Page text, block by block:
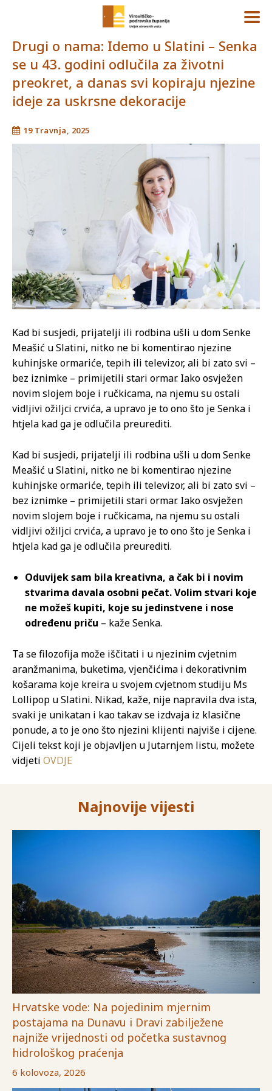
Drugi o nama: Idemo u Slatini – Senka
se u 43. godini odlučila za životni
preokret, a danas svi kopiraju njezine
ideje za uskrsne dekoracije
19 Travnja, 2025
Kad bi susjedi, prijatelji ili rodbina ušli u dom Senke
Meašić u Slatini, nitko ne bi komentirao njezine
kuhinjske ormariće, tepih ili televizor, ali bi zato svi –
bez iznimke – primijetili stari ormar. Iako osvježen
novim slojem boje i ručkicama, na njemu su ostali
vidljivi ožiljci crvića, a upravo je to ono što je Senka i
htjela kad ga je odlučila preurediti.
Kad bi susjedi, prijatelji ili rodbina ušli u dom Senke
Meašić u Slatini, nitko ne bi komentirao njezine
kuhinjske ormariće, tepih ili televizor, ali bi zato svi –
bez iznimke – primijetili stari ormar. Iako osvježen
novim slojem boje i ručkicama, na njemu su ostali
vidljivi ožiljci crvića, a upravo je to ono što je Senka i
htjela kad ga je odlučila preurediti.
Oduvijek sam bila kreativna, a čak bi i novim
stvarima davala osobni pečat. Volim stvari koje
ne možeš kupiti, koje su jedinstvene i nose
određenu priču – kaže Senka.
Ta se filozofija može iščitati i u njezinim cvjetnim
aranžmanima, buketima, vjenčićima i dekorativnim
košarama koje kreira u svojem cvjetnom studiju Ms
Lollipop u Slatini. Nikad, kaže, nije napravila dva ista,
svaki je unikatan i kao takav se izdvaja iz klasične
ponude, a to je ono što njezini klijenti najviše i cijene.
Cijeli tekst koji je objavljen u Jutarnjem listu, možete
vidjeti OVDJE
Najnovije vijesti
Hrvatske vode: Na pojedinim mjernim
postajama na Dunavu i Dravi zabilježene
najniže vrijednosti od početka sustavnog
hidrološkog praćenja
6 kolovoza, 2026